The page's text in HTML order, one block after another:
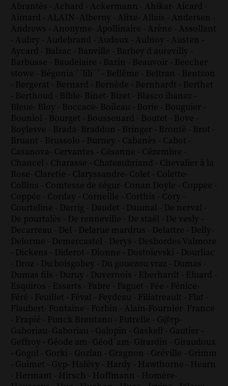
Abrantès - Achard - Ackermann - Ahikar- Aicard -
Aimard - ALAIN- Alberny - Alixe- Allais - Andersen -
Andrews - Anonyme- Apollinaire - Arène - Assollant
- Aubry - Audebrand - Audoux - Aulnoy - Austen -
Aycard - Balzac - Banville - Barbey d aurevilly -
Barbusse - Baudelaire - Bazin - Beauvoir - Beecher
stowe - Bégonia ´´lili´´ - Bellême - Beltran - Bentzon
- Bergerat - Bernard - Bernède - Bernhardt - Berthet
- Berthoud - Bible- Binet- Bizet - Blasco ibanez -
Bleue- Bloy - Boccace- Boileau - Borie - Bouguier -
Bouniol - Bourget - Boussenard - Boutet - Bove -
Boylesve - Brada- Braddon - Bringer - Brontë - Brot -
Bruant - Brussolo - Burney - Cabanès - Cabot -
Casanova- Cervantes - Césanne - Cézembre -
Chancel - Charasse - Chateaubriand - Chevalier à la
Rose- Claretie - Claryssandre- Colet - Colette-
Collins - Comtesse de ségur- Conan Doyle - Coppee -
Coppée - Corday - Corneille - Corthis - Cory -
Courteline - Darrig - Daudet - Daumal - De nerval -
De pourtalès - De renneville - De staël - De vesly -
Decarreau - Del - Delarue mardrus - Delattre - Delly-
Delorme - Demercastel - Derys - Desbordes Valmore
- Dickens - Diderot - Dionne - Dostoïevski - Dourliac
- Droz - Du boisgobey - Du gouezou vraz - Dumas -
Dumas fils - Duruy - Duvernois - Eberhardt - Eluard -
Esquiros - Essarts - Fabre - Faguet - Fée - Fénice-
Féré - Feuillet - Féval - Feydeau - Filiatreault - Flat -
Flaubert- Fontaine - Forbin - Alain-Fournier- France
- Frapié - Funck Brentano - Futrelle - G@rp-
Gaboriau- Gaboriau - Galopin - Gaskell - Gautier -
Geffroy - Géode am- Géod´am- Girardin - Giraudoux
- Gogol - Gorki - Gozlan - Gragnon - Gréville - Grimm
- Guimet - Gyp- Halévy - Hardy - Hawthorne - Hearn
- Hermant - Hirsch - Hoffmann - Homère-